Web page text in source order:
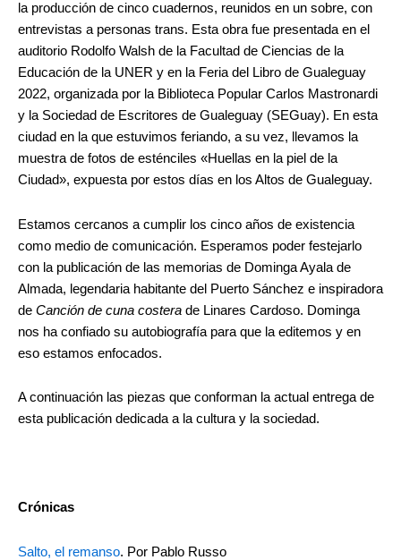
la producción de cinco cuadernos, reunidos en un sobre, con
entrevistas a personas trans. Esta obra fue presentada en el
auditorio Rodolfo Walsh de la Facultad de Ciencias de la
Educación de la UNER y en la Feria del Libro de Gualeguay
2022, organizada por la Biblioteca Popular Carlos Mastronardi
y la Sociedad de Escritores de Gualeguay (SEGuay). En esta
ciudad en la que estuvimos feriando, a su vez, llevamos la
muestra de fotos de esténciles «Huellas en la piel de la
Ciudad», expuesta por estos días en los Altos de Gualeguay.
Estamos cercanos a cumplir los cinco años de existencia
como medio de comunicación. Esperamos poder festejarlo
con la publicación de las memorias de Dominga Ayala de
Almada, legendaria habitante del Puerto Sánchez e inspiradora
de Canción de cuna costera de Linares Cardoso. Dominga
nos ha confiado su autobiografía para que la editemos y en
eso estamos enfocados.
A continuación las piezas que conforman la actual entrega de
esta publicación dedicada a la cultura y la sociedad.
Crónicas
Salto, el remanso. Por Pablo Russo